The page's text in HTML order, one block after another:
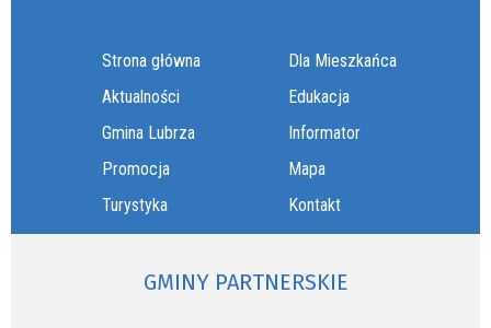
Strona główna
Aktualności
Gmina Lubrza
Promocja
Turystyka
Dla Mieszkańca
Edukacja
Informator
Mapa
Kontakt
GMINY PARTNERSKIE